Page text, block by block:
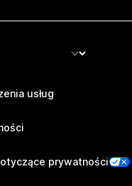
usług
prywatności